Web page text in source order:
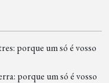
porque um só é vosso
porque um só é vosso